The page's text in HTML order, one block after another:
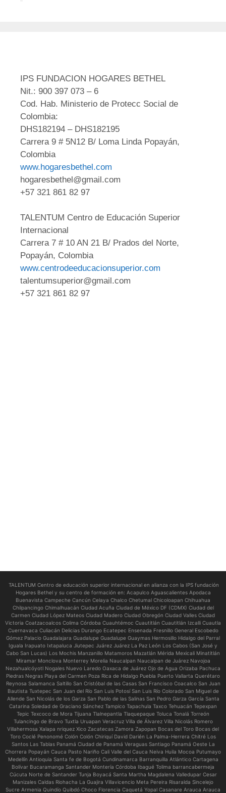
IPS FUNDACION HOGARES BETHEL
Nit.: 900 397 073 – 6
Cod. Hab. Ministerio de Protecc Social de
Colombia:
DHS182194 – DHS182195
Carrera 9 # 5N12 B/ Loma Linda Popayán,
Colombia
www.hogaresbethel.com
hogaresbethel@gmail.com
+57 321 861 82 97
TALENTUM Centro de Educación Superior
Internacional
Carrera 7 # 10 AN 21 B/ Prados del Norte,
Popayán, Colombia
www.centrodeeducacionsuperior.com
talentumsuperior@gmail.com
+57 321 861 82 97
TALENTUM Centro de educación superior internacional en alianza con la IPS fundación
Hogares Bethel y su centro de formación en: Acapulco Aguascalientes Apodaca
Buenavista Campeche Cancún Celaya Chalco Chetumal Chicoloapan Chihuahua
Chilpancingo Chimalhuacán Ciudad Acuña Ciudad de México DF (CDMX) Ciudad del
Carmen Ciudad López Mateos Ciudad Madero Ciudad Obregón Ciudad Valles Ciudad
Victoria Coatzacoalcos Colima Córdoba Cuauhtémoc Cuautitlán Cuautitlán Izcalli Cuautla
Cuernavaca Culiacán Delicias Durango Ecatepec Ensenada Fresnillo General Escobedo
Gómez Palacio Guadalajara Guadalupe Guadalupe Guaymas Hermosillo Hidalgo del Parral
Iguala Irapuato Ixtapaluca Jiutepec Juárez Juárez La Paz León Los Cabos (San José y
Cabo San Lucas) Los Mochis Manzanillo Matamoros Mazatlán Mérida Mexicali Minatitlán
Miramar Monclova Monterrey Morelia Naucalpan Naucalpan de Juárez Navojoa
Nezahualcóyotl Nogales Nuevo Laredo Oaxaca de Juárez Ojo de Agua Orizaba Pachuca
Piedras Negras Playa del Carmen Poza Rica de Hidalgo Puebla Puerto Vallarta Querétaro
Reynosa Salamanca Saltillo San Cristóbal de las Casas San Francisco Coacalco San Juan
Bautista Tuxtepec San Juan del Río San Luis Potosí San Luis Río Colorado San Miguel de
Allende San Nicolás de los Garza San Pablo de las Salinas San Pedro Garza García Santa
Catarina Soledad de Graciano Sánchez Tampico Tapachula Taxco Tehuacán Tepexpan
Tepic Texcoco de Mora Tijuana Tlalnepantla Tlaquepaque Toluca Tonalá Torreón
Tulancingo de Bravo Tuxtla Uruapan Veracruz Villa de Álvarez Villa Nicolás Romero
Villahermosa Xalapa nriquez Xico Zacatecas Zamora Zapopan Bocas del Toro Bocas del
Toro Coclé Penonomé Colón Colón Chiriquí David Darién La Palma-Herrera Chitré Los
Santos Las Tablas Panamá Ciudad de Panamá Veraguas Santiago Panamá Oeste La
Chorrera Popayán Cauca Pasto Nariño Cali Valle del Cauca Neiva Huila Mocoa Putumayo
Medellín Antioquia Santa fe de Bogotá Cundinamarca Barranquilla Atlántico Cartagena
Bolívar Bucaramanga Santander Montería Córdoba Ibagué Tolima barrancabermeja
Cúcuta Norte de Santander Tunja Boyacá Santa Martha Magdalena Valledupar Cesar
Manizales Caldas Riohacha La Guajira Villavicencio Meta Pereira Risaralda Sincelejo
Sucre Armenia Quindío Quibdó Choco Florencia Caquetá Yopal Casanare Arauca Arauca